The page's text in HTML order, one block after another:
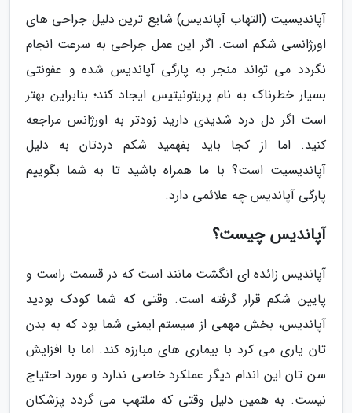
آپاندیسیت (التهاب آپاندیس) شایع ترین دلیل جراحی های
اورژانسی شکم است. اگر این عمل جراحی به سرعت انجام
نگردد می تواند منجر به پارگی آپاندیس شده و عفونتی
بسیار خطرناک به نام پریتونیتیس ایجاد کند؛ بنابراین بهتر
است اگر دل درد شدیدی دارید زودتر به اورژانس مراجعه
کنید. اما از کجا باید بفهمید شکم دردتان به دلیل
آپاندیسیت است؟ با ما همراه باشید تا به شما بگوییم
پارگی آپاندیس چه علائمی دارد.
آپاندیس چیست؟
آپاندیس زائده ای انگشت مانند است که در قسمت راست و
پایین شکم قرار گرفته است. وقتی که شما کودک بودید
آپاندیس، بخش مهمی از سیستم ایمنی شما بود که به بدن
تان یاری می کرد با بیماری های مبارزه کند. اما با افزایش
سن تان این اندام دیگر عملکرد خاصی ندارد و مورد احتیاج
نیست. به همین دلیل وقتی که ملتهب می گردد پزشکان